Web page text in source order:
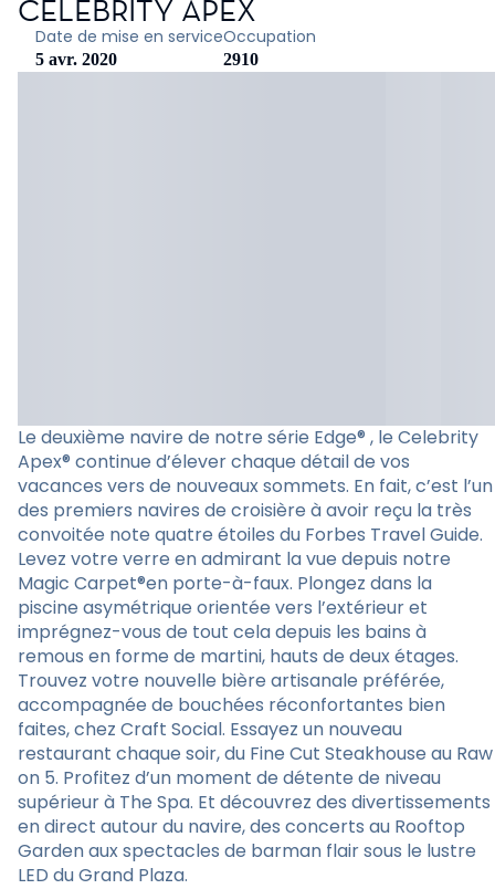
CELEBRITY APEX
Date de mise en service
5 avr. 2020
Occupation
2910
Le deuxième navire de notre série Edge® , le Celebrity
Apex® continue d’élever chaque détail de vos
vacances vers de nouveaux sommets. En fait, c’est l’un
des premiers navires de croisière à avoir reçu la très
convoitée note quatre étoiles du Forbes Travel Guide.
Levez votre verre en admirant la vue depuis notre
Magic Carpet®en porte-à-faux. Plongez dans la
piscine asymétrique orientée vers l’extérieur et
imprégnez-vous de tout cela depuis les bains à
remous en forme de martini, hauts de deux étages.
Trouvez votre nouvelle bière artisanale préférée,
accompagnée de bouchées réconfortantes bien
faites, chez Craft Social. Essayez un nouveau
restaurant chaque soir, du Fine Cut Steakhouse au Raw
on 5. Profitez d’un moment de détente de niveau
supérieur à The Spa. Et découvrez des divertissements
en direct autour du navire, des concerts au Rooftop
Garden aux spectacles de barman flair sous le lustre
LED du Grand Plaza.